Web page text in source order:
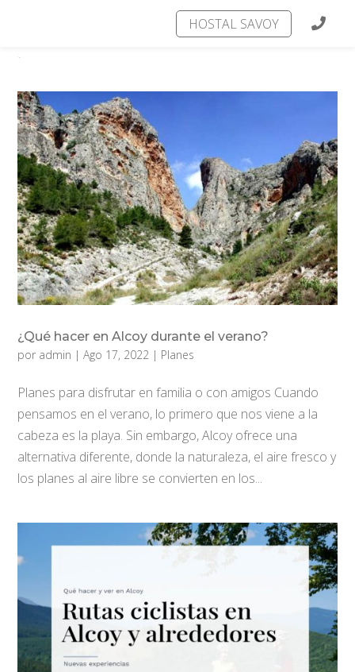
HOSTAL SAVOY
¿Qué hacer en Alcoy durante el verano?
por admin |Ago 17, 2022 | Planes
Planes para disfrutar en familia o con amigos Cuando
pensamos en el verano, lo primero que nos viene a la
cabeza es la playa. Sin embargo, Alcoy ofrece una
alternativa diferente, donde la naturaleza, el aire fresco y
los planes al aire libre se convierten en los...